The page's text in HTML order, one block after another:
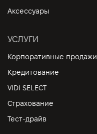
Аксессуары
УСЛУГИ
Корпоративные продажи
Кредитование
VIDI SELECT
Страхование
Тест-драйв